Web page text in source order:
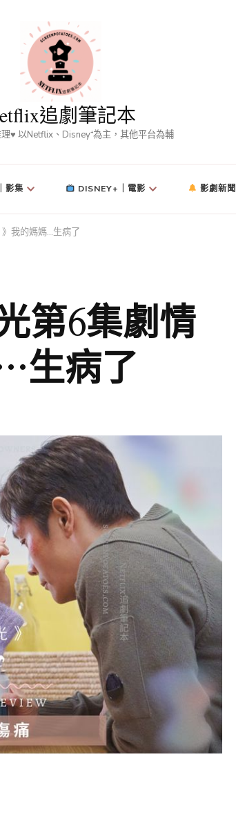
追劇筆記本
♥ 以Netflix、Disney⁺為主，其他平台為輔
影集 DISNEY+｜電影 影劇新聞
我的媽媽…生病了
第6集劇情
生病了